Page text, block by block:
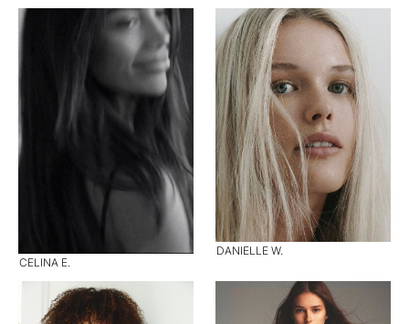
CELINA E.
DANIELLE W.